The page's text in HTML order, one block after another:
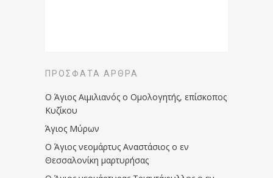
ΠΡΌΣΦΑΤΑ ΆΡΘΡΑ
Ο Άγιος Αιμιλιανός ο Ομολογητής, επίσκοπος
Κυζίκου
Άγιος Μύρων
Ο Άγιος νεομάρτυς Αναστάσιος ο εν
Θεσσαλονίκη μαρτυρήσας